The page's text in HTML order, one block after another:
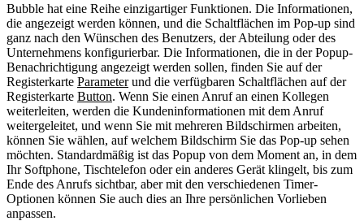
Bubble hat eine Reihe einzigartiger Funktionen. Die Informationen,
die angezeigt werden können, und die Schaltflächen im Pop-up sind
ganz nach den Wünschen des Benutzers, der Abteilung oder des
Unternehmens konfigurierbar. Die Informationen, die in der Popup-
Benachrichtigung angezeigt werden sollen, finden Sie auf der
Registerkarte Parameterund die verfügbaren Schaltflächen auf der
Registerkarte Button. Wenn Sie einen Anruf an einen Kollegen
weiterleiten, werden die Kundeninformationen mit dem Anruf
weitergeleitet, und wenn Sie mit mehreren Bildschirmen arbeiten,
können Sie wählen, auf welchem Bildschirm Sie das Pop-up sehen
möchten. Standardmäßig ist das Popup von dem Moment an, in dem
Ihr Softphone, Tischtelefon oder ein anderes Gerät klingelt, bis zum
Ende des Anrufs sichtbar, aber mit den verschiedenen Timer-
Optionen können Sie auch dies an Ihre persönlichen Vorlieben
anpassen.